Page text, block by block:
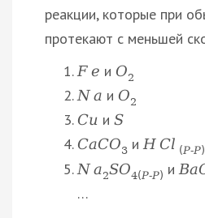
реакции, которые при
протекают с меньшей
Fe и O2
Na и O2
Cu и S
CaCO3 иH Cl (Р‑Р)
Na2SO4(Р‑Р) иBa
…